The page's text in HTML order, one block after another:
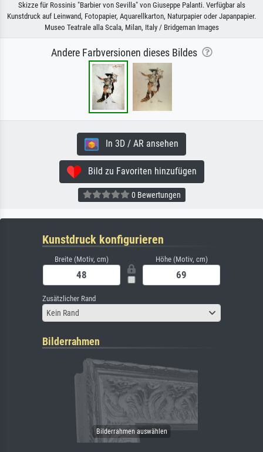
Skizze für Rossinis "Barbier von Sevilla" von Giuseppe Palanti. Verfügbar als
Kunstdruck auf Leinwand, Fotopapier, Aquarellkarton, Naturpapier oder Japanpapier.
Museo Teatrale alla Scala, Milan, Italy / Bridgeman Images
Andere Farbversionen dieses Bildes
In 3D / AR ansehen
Bild zu Favoriten hinzufügen
0 Bewertungen
Kunstdruck konfigurieren
Breite (Motiv, cm) Höhe (Motiv, cm)
Zusätzlicher Rand
Kein Rand
Bilderrahmen